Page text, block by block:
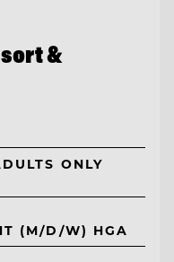
&
ONLY
(M/D/W) HGA